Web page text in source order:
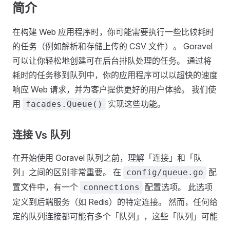
简介
在构建 Web 应用程序时，你可能需要执行一些比较耗时
的任务（例如解析和存储上传的 CSV 文件）。 Goravel
可以让你轻松地创建可在后台排队处理的任务。 通过将
耗时的任务移到队列中，你的应用程序可以以超快的速度
响应 Web 请求，并为客户提供更好的用户体验。 我们使
用
facades.Queue() 实现这些功能。
连接 Vs 队列
在开始使用 Goravel 队列之前，理解「连接」和「队
列」之间的区别非常重要。 在
config/queue.go
配
置文件中，有一个 connections
配置选项。 此选项
定义到后端服务（如 Redis）的特定连接。 然而，任何给
定的队列连接都可能有多个「队列」，这些「队列」可能